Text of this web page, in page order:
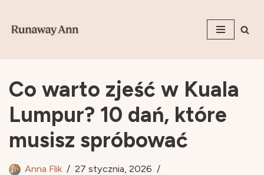
Przejdź
Co warto zjeść w Kuala
Lumpur? 10 dań, które
musisz spróbować
Anna Flik
27 stycznia, 2026